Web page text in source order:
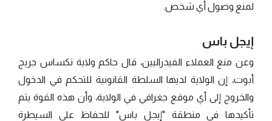
لمنع وصول أي شخص.
إيجل باس
وعن منع العملاء الفيدراليين، قال حاكم ولاية تكساس جريج
أبوت، إن الولاية لديها السلطة القانونية للتحكم في الدخول
والخروج إلى أي موقع جغرافي في الولاية، وأن هذه القوة يتم
تأكيدها في منطقة "إيجل باس" للحفاظ على السيطرة